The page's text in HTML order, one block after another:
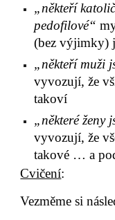
„někteří
pedofilové“
(bez výjimky)
„někteří muži
vyvozují, že
takoví
„některé ženy
vyvozují, že
takové … a
Cvičení:
Vezměme si